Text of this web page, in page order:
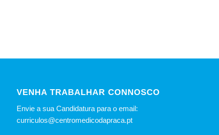
VENHA TRABALHAR CONNOSCO
Envie a sua Candidatura para o email:
curriculos@centromedicodapraca.pt